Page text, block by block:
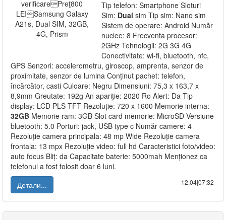
Tip telefon: Smartphone Sloturi
Sim: Dual sim Tip sim: Nano sim
Sistem de operare: Android Număr
nuclee: 8 Frecventa procesor:
2GHz Tehnologii: 2G 3G 4G
Conectivitate: wi-fi, bluetooth, nfc,
GPS Senzori: accelerometru, giroscop, amprenta, senzor de
proximitate, senzor de lumina Conținut pachet: telefon,
încărcător, casti Culoare: Negru Dimensiuni: 75,3 x 163,7 x
8,9mm Greutate: 192g An apariție: 2020 Ro Alert: Da Tip
display: LCD PLS TFT Rezoluție: 720 x 1600 Memorie interna:
32GB Memorie ram: 3GB Slot card memorie: MicroSD Versiune
bluetooth: 5.0 Porturi: jack, USB type c Număr camere: 4
Rezoluție camera principala: 48 mp Wide Rezoluție camera
frontala: 13 mpx Rezoluție video: full hd Caracteristici foto/video:
auto focus Bliț: da Capacitate baterie: 5000mah Menționez ca
telefonul a fost folosit doar 6 luni.
Детали...
12.04|07:32